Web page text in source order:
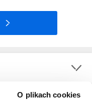
O plikach cookies